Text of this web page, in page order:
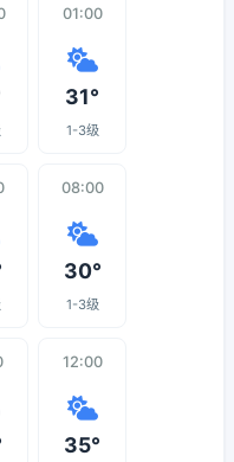
01:00
31°
1-3级
08:00
30°
1-3级
12:00
35°